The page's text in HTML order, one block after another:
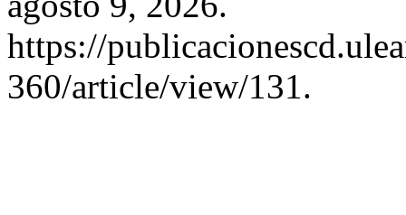
https://
360/article/view/131.